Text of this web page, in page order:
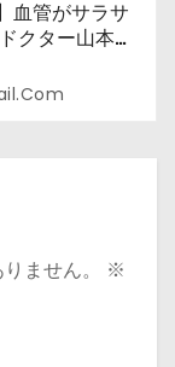
血管がサラサ
クター山本
ません。
※